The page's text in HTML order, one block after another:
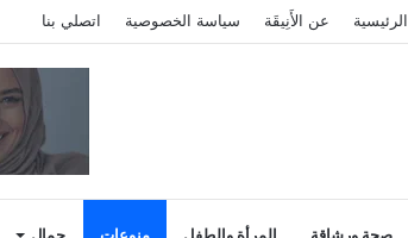
الرئيسية عن الأَنِيقَة سياسة الخصوصية اتصلي بنا